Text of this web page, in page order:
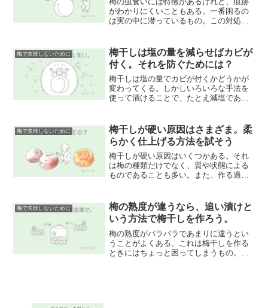
がわかりにくいこともある。一番困るの
は実の中に潜っているもの。この対処に
体がいなければ気にならないし、イヤな
らその部分を取り除けば問題ない。
梅で失敗しないために
梅干しは塩の量を減らせばカビが
付く。それを防ぐためには？
梅干しは塩の量でカビが付くかどうかが
変わってくる。しかしいろいろな手法を
使って漬けることで、たとえ減塩であっ
くカビが発生しやすいのならば、他のも
ので補い保存性を高めるしかない。
梅で失敗しないために
梅干しが硬い原因はさまざま。柔
らかく仕上げる方法を試そう
梅干しが硬い原因はいくつかある。それ
は梅の種類だけでなく、質や状態による
ものであることも多い。また、作る過程
ならば、柔らかく仕上げるために、手間
暇をかけていろいろ試してみよう。
梅で失敗しないために
梅の熟度が違うなら、追い漬けと
いう方法で梅干しを作ろう。
梅の熟度がバラバラであまりに違うとい
うことがよくある。これは梅干しを作る
ときにはちょっと困ってしまうもの。そ